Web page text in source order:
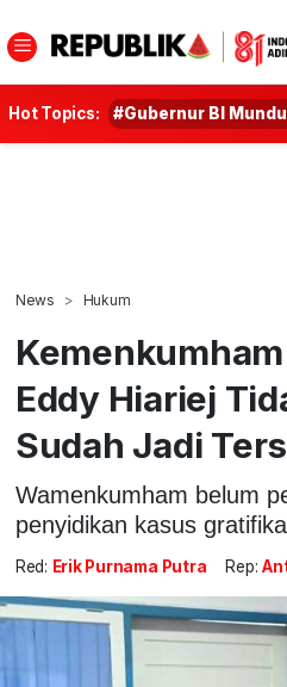
Hot Topics: #Gubernur BI
News Hukum
Eddy Hiariej
Sudah Jadi
Wamenkumham belum
penyidikan kasus
Red: Erik Purnama Putra Rep: